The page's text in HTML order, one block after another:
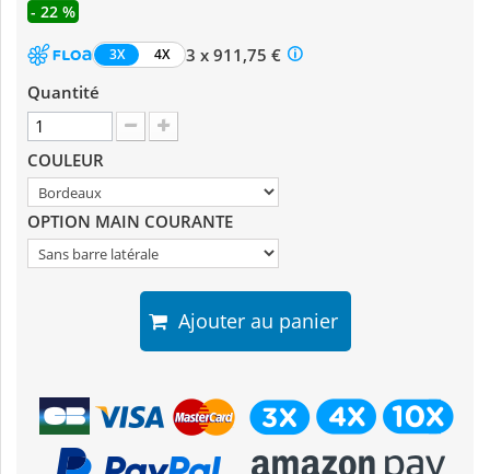
- 22 %
3X 4X
3 x 911,75 €
Quantité
COULEUR
OPTION MAIN COURANTE
Ajouter au panier